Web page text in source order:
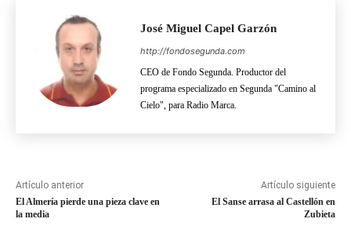
José Miguel Capel Garzón
http://fondosegunda.com
CEO de Fondo Segunda. Productor del
programa especializado en Segunda "Camino al
Cielo", para Radio Marca.
Artículo anterior
El Almería pierde una pieza clave en
la media
Artículo siguiente
El Sanse arrasa al Castellón en
Zubieta